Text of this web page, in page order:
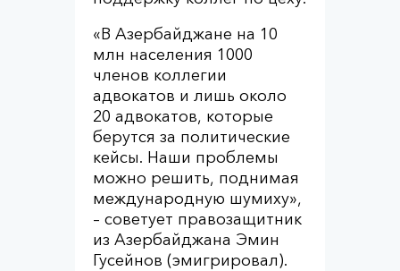
«В Азербайджане на 10
млн населения 1000
членов коллегии
адвокатов и лишь около
20 адвокатов, которые
берутся за политические
кейсы. Наши проблемы
можно решить, поднимая
международную шумиху»,
– советует правозащитник
из Азербайджана Эмин
Гусейнов (эмигрировал).